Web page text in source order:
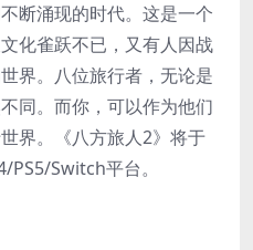
断涌现的时代。这是一个
化雀跃不已，又有人因战
界。八位旅行者，无论是
同。而你，可以作为他们
界。《八方旅人2》将于
PS5/Switch平台。